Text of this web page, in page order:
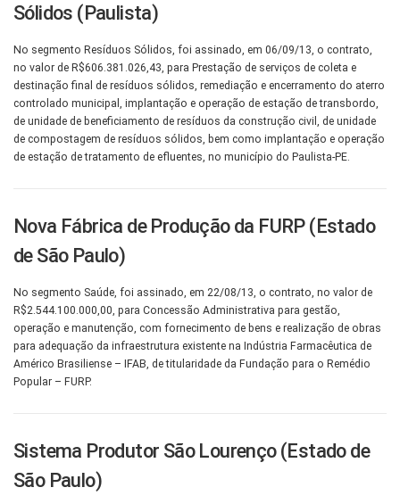
Sólidos (Paulista)
No segmento Resíduos Sólidos, foi assinado, em 06/09/13, o contrato,
no valor de R$606.381.026,43, para Prestação de serviços de coleta e
destinação final de resíduos sólidos, remediação e encerramento do aterro
controlado municipal, implantação e operação de estação de transbordo,
de unidade de beneficiamento de resíduos da construção civil, de unidade
de compostagem de resíduos sólidos, bem como implantação e operação
de estação de tratamento de efluentes, no município do Paulista-PE.
Nova Fábrica de Produção da FURP (Estado
de São Paulo)
No segmento Saúde, foi assinado, em 22/08/13, o contrato, no valor de
R$2.544.100.000,00, para Concessão Administrativa para gestão,
operação e manutenção, com fornecimento de bens e realização de obras
para adequação da infraestrutura existente na Indústria Farmacêutica de
Américo Brasiliense – IFAB, de titularidade da Fundação para o Remédio
Popular – FURP.
Sistema Produtor São Lourenço (Estado de
São Paulo)